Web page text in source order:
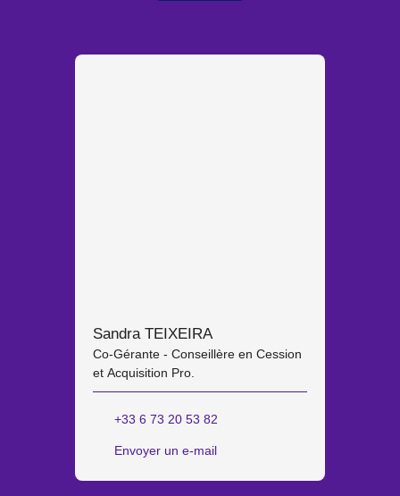
Sandra TEIXEIRA
Co-Gérante - Conseillère en Cession
et Acquisition Pro.
+33 6 73 20 53 82
Envoyer un e-mail